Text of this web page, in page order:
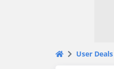
User Deals